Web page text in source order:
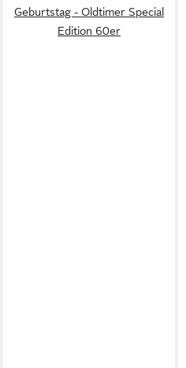
Geburtstag - Oldtimer Special
Edition 60er